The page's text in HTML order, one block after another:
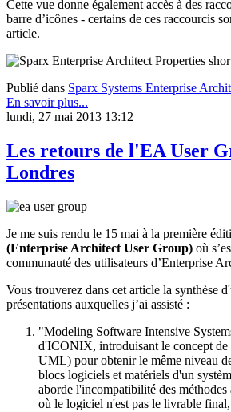
Cette vue donne également accès à des
barre d’icônes - certains de ces raccourcis
article.
Publié dans Sparx Systems Enterprise
En savoir plus...
lundi, 27 mai 2013 13:12
Les retours de l'EA User
Londres
Je me suis rendu le 15 mai à la première
(Enterprise Architect User Group) où
communauté des utilisateurs d’Enterprise
Vous trouverez dans cet article la synthèse
présentations auxquelles j’ai assisté :
"Modeling Software Intensive
d'ICONIX, introduisant le concept
UML) pour obtenir le même niveau
blocs logiciels et matériels d'un
aborde l'incompatibilité des méthodes
où le logiciel n'est pas le livrable